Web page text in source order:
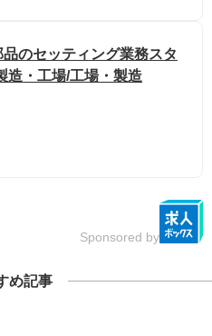
のセッティング業務スタ
造・工場/工場・製造
Sponsored by
め記事